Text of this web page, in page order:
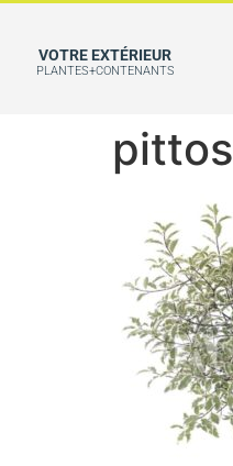
VOTRE EXTÉRIEUR
PLANTES+CONTENANTS